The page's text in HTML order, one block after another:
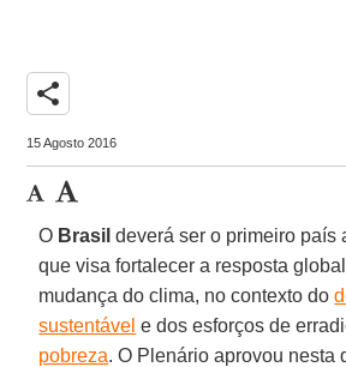
share
15 Agosto 2016
O Brasil deverá ser o primeiro país
que visa fortalecer a resposta
mudança do clima, no contexto do
sustentável e dos esforços de
pobreza. O Plenário aprovou nesta